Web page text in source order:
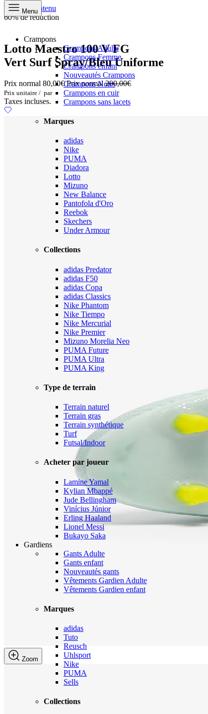
Aller au contenu
Menu
Crampons
Crampons Adulte
Crampons Femme
Crampons enfant
Nouveautés Crampons
Crampons Noirs
Crampons en cuir
Crampons sans lacets
Marques
adidas
Nike
PUMA
Diadora
Lotto
Mizuno
New Balance
Pantofola d'Oro
Reebok
Skechers
Under Armour
Collections
adidas Predator
adidas F50
adidas Copa
adidas Classics
Nike Phantom
Nike Tiempo
Nike Mercurial
Nike Premier
Mizuno Morelia Neo
PUMA Future
PUMA Ultra
PUMA King
Type de terrain
Terrain naturel
Terrain gras
Terrain synthétique
Turf
Futsal/Indoor
Acheter par joueur
Lamine Yamal
Kylian Mbappé
Jude Bellingham
Vinícius Júnior
Erling Haaland
Lionel Messi
Bukayo Saka
Gardiens
Gants Adulte
Gants enfant
Nouveautés gants
Vêtements Gardien Adulte
Vêtements Gardien enfant
Marques
adidas
Tuto
Reusch
Uhlsport
Nike
PUMA
Sells
Collections
60% de réduction
Lotto Maestro 100 V FG
Vert Surf Spray/Bleu Uniforme
Prix normal 80,00€Prix normal 200,00€
Prix unitaire / par
Taxes incluses.
Zoom